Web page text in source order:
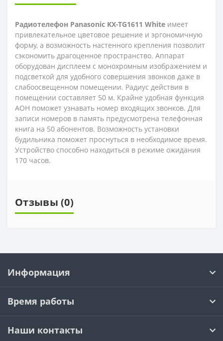
Радиотелефон Panasonic KX-TG1611 White имеет
привлекательное цветовое решение и эргономичную
форму, а возможность настенного крепления позволит
сэкономить драгоценное пространство. Аппарат
оборудован дисплеем с монохромным изображением и
подсветкой для удобного совершения звонков даже в
слабоосвещенном помещении. Радиус действия в
помещении составляет 50 м. Крайне удобная функция
АОН поможет узнавать номер входящих звонков. Для
записи номеров в память предусмотрена телефонная
книга на 50 абонентов. Возможность установки
будильника поможет проснуться в необходимое время.
Устройство способно находиться в режиме ожидания
170 часов.
Отзывы (0)
Информация
Время работы
Наши контакты